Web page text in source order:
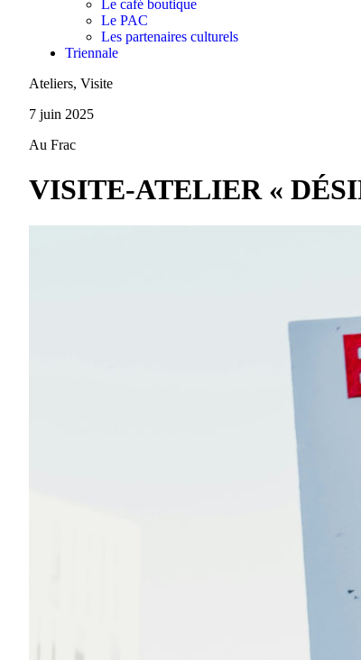
Le café boutique
Le PAC
Les partenaires culturels
Triennale
Ateliers, Visite
7 juin 2025
Au Frac
VISITE-ATELIER «